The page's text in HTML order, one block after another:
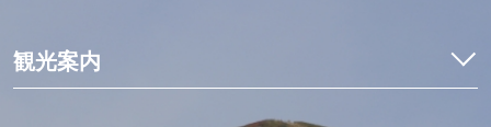
観光案内